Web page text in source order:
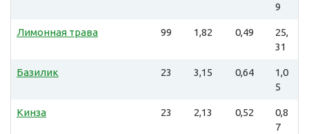
9
Лимонная трава 99 1,82 0,49
25,
31
Базилик 23 3,15 0,64
1,0
5
Кинза 23 2,13 0,52
0,8
7